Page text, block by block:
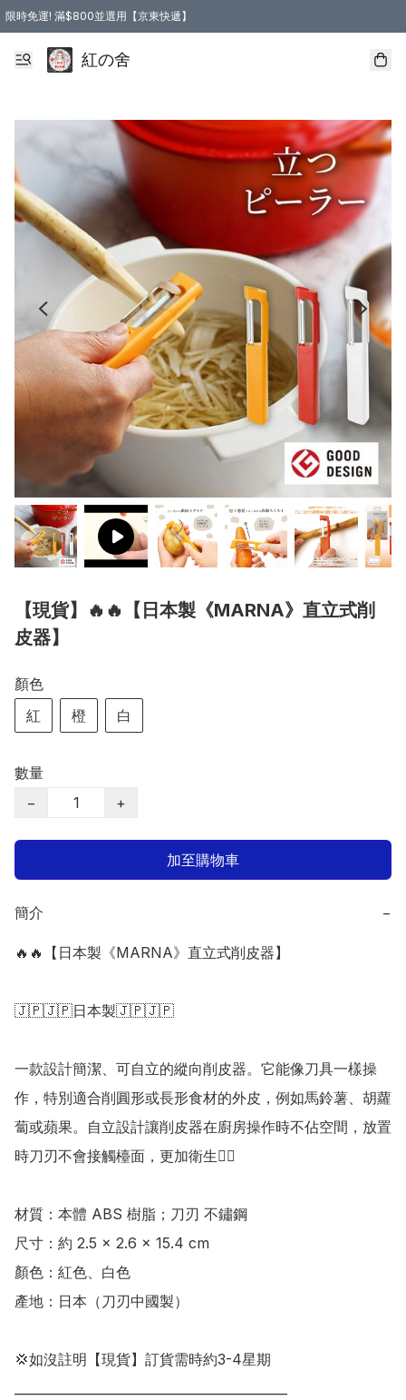
限時免運! 滿$800並選用【京東快遞】
紅の舍
【現貨】🔥🔥【日本製《MARNA》直立式削
皮器】
顏色
紅
橙 白
數量
−
+
加至購物車
簡介 −
🔥🔥【日本製《MARNA》直立式削皮器】
🇯🇵🇯🇵日本製🇯🇵🇯🇵
一款設計簡潔、可自立的縱向削皮器。它能像刀具一樣操
作，特別適合削圓形或長形食材的外皮，例如馬鈴薯、胡蘿
蔔或蘋果。自立設計讓削皮器在廚房操作時不佔空間，放置
時刀刃不會接觸檯面，更加衛生👍🏻
材質：本體 ABS 樹脂；刀刃 不鏽鋼
尺寸：約 2.5 × 2.6 × 15.4 cm
顏色：紅色、白色
產地：日本（刀刃中國製）
💢如沒註明【現貨】訂貨需時約3-4星期